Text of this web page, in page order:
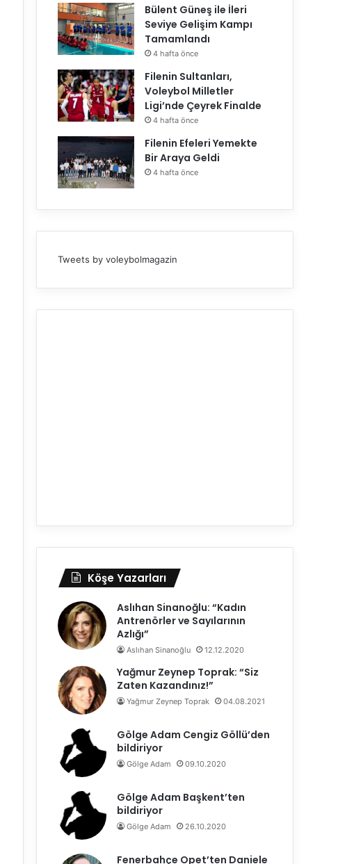
Bülent Güneş ile İleri
Seviye Gelişim Kampı
Tamamlandı
4 hafta önce
Filenin Sultanları,
Voleybol Milletler
Ligi’nde Çeyrek Finalde
4 hafta önce
Filenin Efeleri Yemekte
Bir Araya Geldi
4 hafta önce
Tweets by voleybolmagazin
Köşe Yazarları
Aslıhan Sinanoğlu: “Kadın
Antrenörler ve Sayılarının
Azlığı”
Aslıhan Sinanoğlu 12.12.2020
Yağmur Zeynep Toprak: “Siz
Zaten Kazandınız!”
Yağmur Zeynep Toprak 04.08.2021
Gölge Adam Cengiz Göllü’den
bildiriyor
Gölge Adam 09.10.2020
Gölge Adam Başkent’ten
bildiriyor
Gölge Adam 26.10.2020
Fenerbahçe Opet’ten Daniele